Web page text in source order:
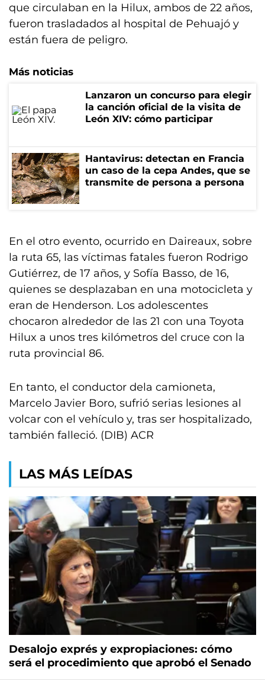
que circulaban en la Hilux, ambos de 22 años,
fueron trasladados al hospital de Pehuajó y
están fuera de peligro.
Más noticias
Lanzaron un concurso para elegir
la canción oficial de la visita de
León XIV: cómo participar
Hantavirus: detectan en Francia
un caso de la cepa Andes, que se
transmite de persona a persona
En el otro evento, ocurrido en Daireaux, sobre
la ruta 65, las víctimas fatales fueron Rodrigo
Gutiérrez, de 17 años, y Sofía Basso, de 16,
quienes se desplazaban en una motocicleta y
eran de Henderson. Los adolescentes
chocaron alrededor de las 21 con una Toyota
Hilux a unos tres kilómetros del cruce con la
ruta provincial 86.
En tanto, el conductor dela camioneta,
Marcelo Javier Boro, sufrió serias lesiones al
volcar con el vehículo y, tras ser hospitalizado,
también falleció. (DIB) ACR
LAS MÁS LEÍDAS
Desalojo exprés y expropiaciones: cómo
será el procedimiento que aprobó el Senado